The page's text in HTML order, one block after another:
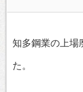
知多鋼業の上場
た。